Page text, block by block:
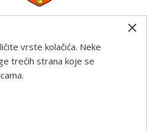
practice guidance and
on this web site reflects the
authorities are not liable
made of the information
vrste kolačića. Neke
trećih strana koje se